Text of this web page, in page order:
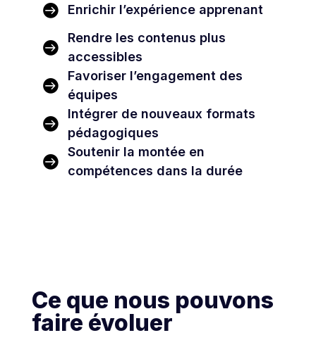
 Enrichir l’expérience apprenant

Rendre les contenus plus
accessibles

Favoriser l’engagement des
équipes

Intégrer de nouveaux formats
pédagogiques

Soutenir la montée en
compétences dans la durée
Ce que nous pouvons
faire évoluer